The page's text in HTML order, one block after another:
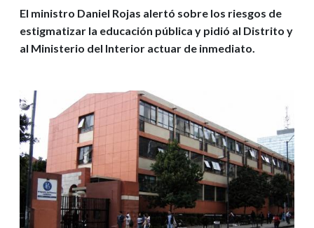
El ministro Daniel Rojas alertó sobre los riesgos de
estigmatizar la educación pública y pidió al Distrito y
al Ministerio del Interior actuar de inmediato.